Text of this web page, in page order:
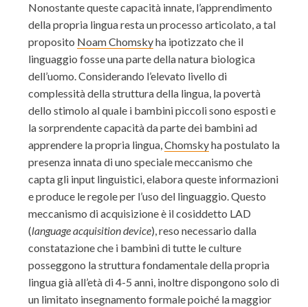
Nonostante queste capacità innate, l’apprendimento
della propria lingua resta un processo articolato, a tal
proposito Noam Chomskyha ipotizzato che il
linguaggio fosse una parte della natura biologica
dell’uomo. Considerando l’elevato livello di
complessità della struttura della lingua, la povertà
dello stimolo al quale i bambini piccoli sono esposti e
la sorprendente capacità da parte dei bambini ad
apprendere la propria lingua,Chomskyha postulato la
presenza innata di uno speciale meccanismo che
capta gli input linguistici, elabora queste informazioni
e produce le regole per l’uso del linguaggio. Questo
meccanismo di acquisizione è il cosiddetto LAD
(language acquisition device), reso necessario dalla
constatazione che i bambini di tutte le culture
posseggono la struttura fondamentale della propria
lingua già all’età di 4-5 anni, inoltre dispongono solo di
un limitato insegnamento formale poiché la maggior